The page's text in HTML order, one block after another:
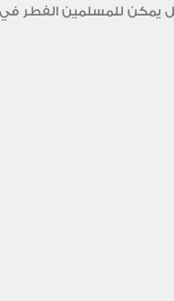
هل يمكن للمسلمين الفطر